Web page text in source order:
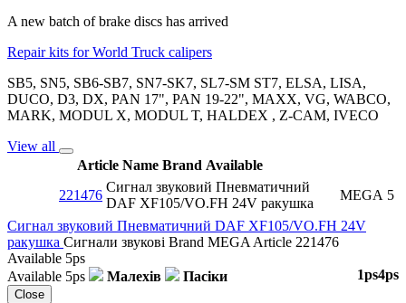
A new batch of brake discs has arrived
Repair kits for World Truck calipers
SB5, SN5, SB6-SB7, SN7-SK7, SL7-SM ST7, ELSA, LISA,
DUCO, D3, DX, PAN 17", PAN 19-22", MAXX, VG, WABCO,
MARK, MODUL X, MODUL T, HALDEX , Z-CAM, IVECO
View all
Article Name Brand Available
221476
Сигнал звуковий Пневматичний
DAF XF105/VO.FH 24V ракушка
MEGA 5
Сигнал звуковий Пневматичний DAF XF105/VO.FH 24V
ракушка Сигнали звукові Brand MEGA Article 221476
Available 5ps
Available 5ps Малехів 4ps
Пасіки 1ps
Close